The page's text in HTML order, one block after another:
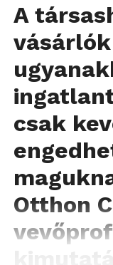
A
csak
Otthon